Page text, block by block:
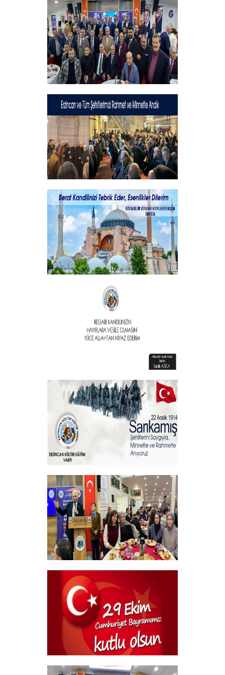
+
Geleneksel İftar Programımız
+
Şehitlerimizi Rahmet ve Minnetle
Andık...
+
Vakıf Başkanımızdan Kandil mesajı
+
Vakıf Başkanımızdan Kandil mesajı
+
Sehitlerimizi Rahmetle Anıyoruz
+
Geleneksel Bursiyer öğrencilerimizle
kahvaltı Programı
+
29 Ekim Cumhuriyet Bayramı